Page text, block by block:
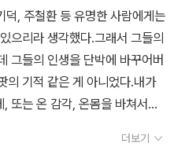
님은 내가 천하장사로 승승장구
언을 아끼지 않으셨다. “만기
하려면 공부를 해야 한다. 꼭
. 그럼 다음에 너한테 좋은 일이
이렇듯 좋은 만남
준다. 사람 안에 있는 가능성과
, 주철환 등 유명한 사람에게는
으리라 생각했다.그래서 그들의
그들의 인생을 단박에 바꾸어버
의 기적 같은 게 아니었다.내가
또는 온 감각, 온몸을 바쳐서사
는 기적은 나에게도 언젠가 올
더보기